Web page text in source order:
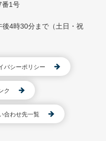
1号
4時30分まで（土日・祝
バシーポリシー
ク
合わせ先一覧